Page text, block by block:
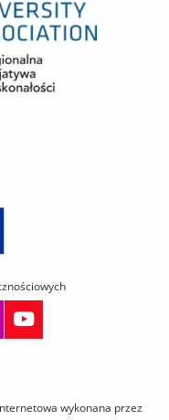
wykonana przez